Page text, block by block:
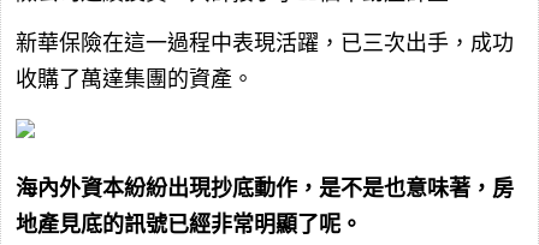
新華保險在這一過程中表現活躍，已三次出手，成功
收購了萬達集團的資產。
海內外資本紛紛出現抄底動作，是不是也意味著，房
地產見底的訊號已經非常明顯了呢。